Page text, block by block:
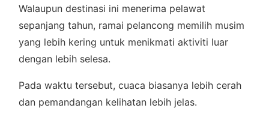
Walaupun destinasi ini menerima pelawat
sepanjang tahun, ramai pelancong memilih musim
yang lebih kering untuk menikmati aktiviti luar
dengan lebih selesa.
Pada waktu tersebut, cuaca biasanya lebih cerah
dan pemandangan kelihatan lebih jelas.